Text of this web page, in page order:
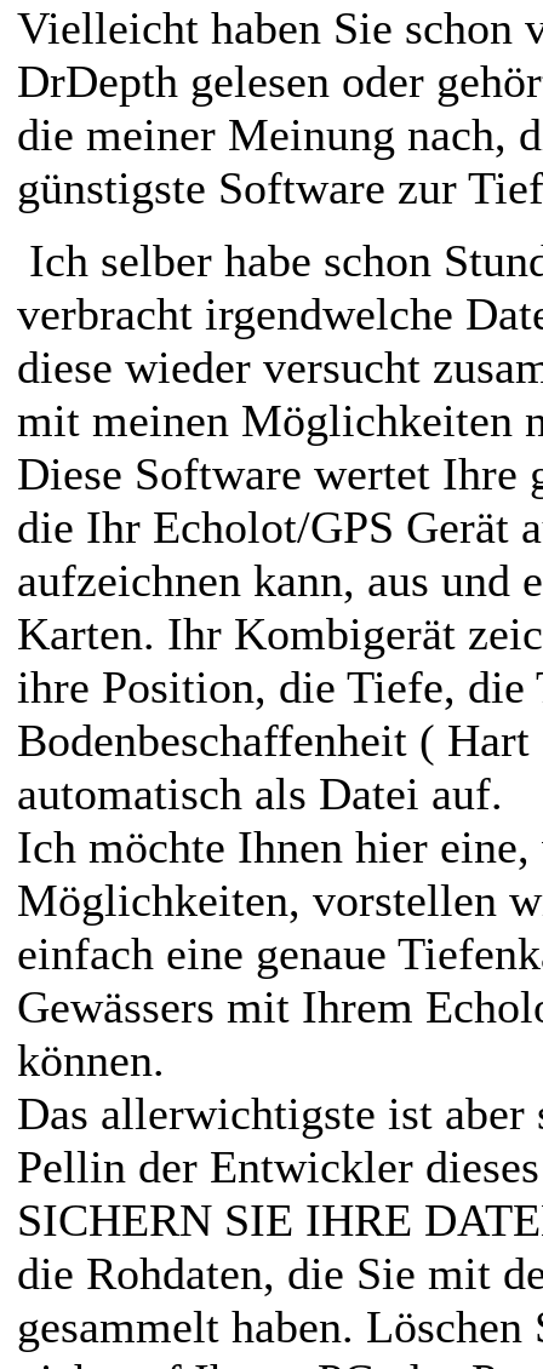
Vielleicht haben Sie schon
DrDepth gelesen oder
die meiner Meinung nach,
günstigste Software zur
Ich selber habe schon
verbracht irgendwelche
diese wieder versucht
mit meinen Möglichkeiten
Diese Software wertet Ihre
die Ihr Echolot/GPS Gerät
aufzeichnen kann, aus und
Karten. Ihr Kombigerät
ihre Position, die Tiefe, die
Bodenbeschaffenheit (
automatisch als Datei auf.
Ich möchte Ihnen hier
Möglichkeiten, vorstellen
einfach eine genaue
Gewässers mit Ihrem
können.
Das allerwichtigste ist aber
Pellin der Entwickler
SICHERN SIE IHRE
die Rohdaten, die Sie mit
gesammelt haben. Löschen